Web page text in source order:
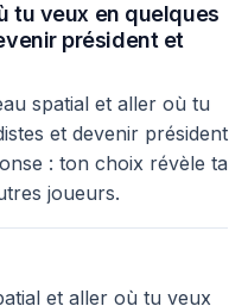
tu veux en quelques
président et
spatial et aller où tu
et devenir président
: ton choix révèle ta
joueurs.
et aller où tu veux